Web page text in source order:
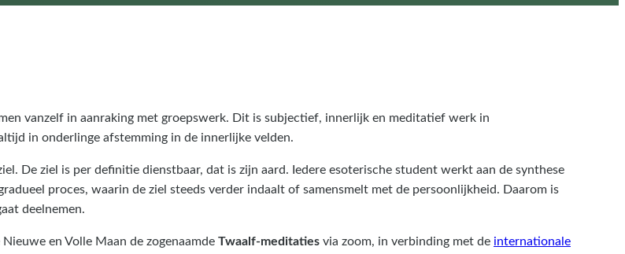
vanzelf in aanraking met groepswerk. Dit is subjectief, innerlijk en meditatief werk in
in onderlinge afstemming in de innerlijke velden.
De ziel is per definitie dienstbaar, dat is zijn aard. Iedere esoterische student werkt aan de synthese
proces, waarin de ziel steeds verder indaalt of samensmelt met de persoonlijkheid. Daarom is
deelnemen.
en Volle Maan de zogenaamde Twaalf-meditaties via zoom, in verbinding met de internationale